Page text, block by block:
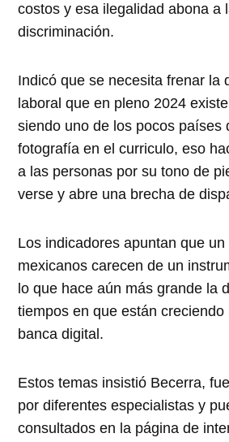
costos y esa ilegalidad abona a
discriminación.
Indicó que se necesita frenar la
laboral que en pleno 2024
siendo uno de los pocos países
fotografía en el curriculo, eso
a las personas por su tono de
verse y abre una brecha de
Los indicadores apuntan que
mexicanos carecen de un
lo que hace aún más grande la
tiempos en que están
banca digital.
Estos temas insistió Becerra,
por diferentes especialistas y
consultados en la página de